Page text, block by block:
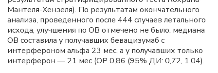
Мантеля-Хензеля). По результатам окончательного
анализа, проведенного после 444 случаев летального
исхода, улучшения по ОВ отмечено не было: медиана
ОВ составила у получавших бевацизумаб с
интерфероном альфа 23 мес, а у получавших только
интерферон — 21 мес (ОР 0,86 (95% ДИ: 0,72, 1,04).